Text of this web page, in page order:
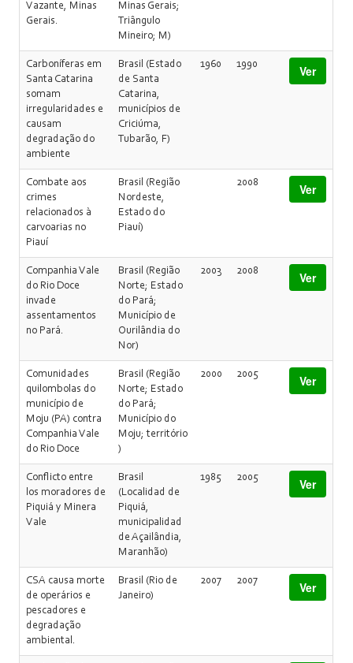
Vazante, Minas
Gerais.
Minas Gerais;
Triângulo
Mineiro; M)
Carboníferas em
Santa Catarina
somam
irregularidades e
causam
degradação do
ambiente
Brasil (Estado
de Santa
Catarina,
municípios de
Criciúma,
Tubarão, F)
1960 1990 Ver
Combate aos
crimes
relacionados à
carvoarias no
Piauí
Brasil (Região
Nordeste,
Estado do
Piauí)
2008 Ver
Companhia Vale
do Rio Doce
invade
assentamentos
no Pará.
Brasil (Região
Norte; Estado
do Pará;
Município de
Ourilândia do
Nor)
2003 2008 Ver
Comunidades
quilombolas do
município de
Moju (PA) contra
Companhia Vale
do Rio Doce
Brasil (Região
Norte; Estado
do Pará;
Município do
Moju; território
)
2000 2005 Ver
Conflicto entre
los moradores de
Piquiá y Minera
Vale
Brasil
(Localidad de
Piquiá,
municipalidad
de Açailândia,
Maranhão)
1985 2005 Ver
CSA causa morte
de operários e
pescadores e
degradação
ambiental.
Brasil (Rio de
Janeiro)
2007 2007 Ver